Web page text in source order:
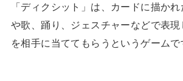
「ディクシット」は、カードに描か
や歌、踊り、ジェスチャーなどで表
を相手に当ててもらうというゲームで